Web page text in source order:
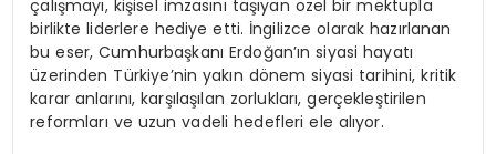
çalışmayı, kişisel imzasını taşıyan özel bir mektupla
birlikte liderlere hediye etti. İngilizce olarak hazırlanan
bu eser, Cumhurbaşkanı Erdoğan’ın siyasi hayatı
üzerinden Türkiye’nin yakın dönem siyasi tarihini, kritik
karar anlarını, karşılaşılan zorlukları, gerçekleştirilen
reformları ve uzun vadeli hedefleri ele alıyor.